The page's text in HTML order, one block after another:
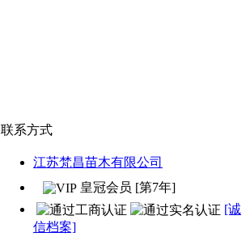
联系方式
江苏梵昌苗木有限公司
皇冠会员 [第7年]
[诚
信档案]